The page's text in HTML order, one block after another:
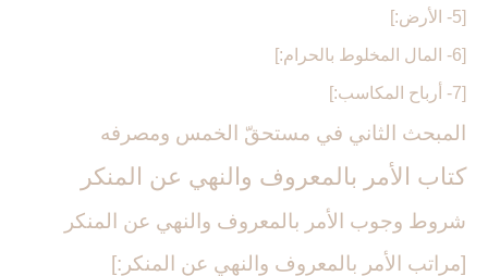
[5- الأرض:]
[6- المال المخلوط بالحرام:]
[7- أرباح المكاسب:]
المبحث الثاني في مستحقّ الخمس ومصرفه‏
كتاب الأمر بالمعروف والنهي عن المنكر
شروط وجوب الأمر بالمعروف والنهي عن المنكر
[مراتب الأمر بالمعروف والنهي عن المنكر:]